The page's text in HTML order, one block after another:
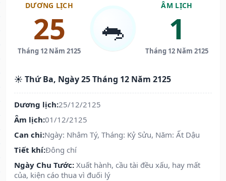
DƯƠNG LỊCH
25
Tháng 12 Năm 2125
🐀
ÂM LỊCH
1
Tháng 12 Năm 2125
☀️ Thứ Ba, Ngày 25 Tháng 12 Năm 2125
Dương lịch:25/12/2125
Âm lịch:01/12/2125
Can chi:Ngày: Nhâm Tý, Tháng: Kỷ Sửu, Năm: Ất Dậu
Tiết khí:Đông chí
Ngày Chu Tước: Xuất hành, cầu tài đều xấu, hay mất
của, kiện cáo thua vì đuối lý